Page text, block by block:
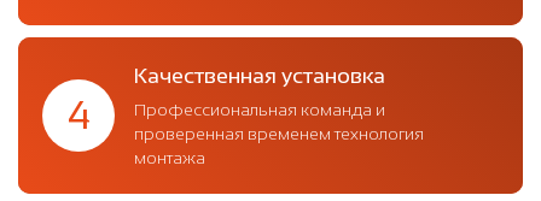
4
Качественная установка
Профессиональная команда и
проверенная временем технология
монтажа